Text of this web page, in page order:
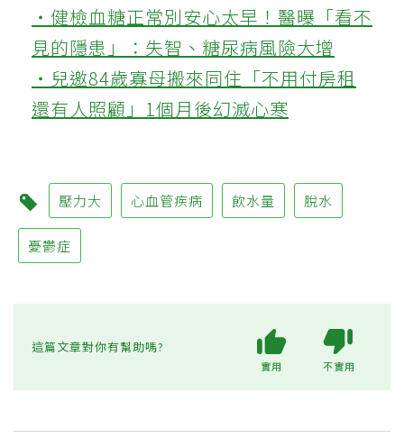
‧健檢血糖正常別安心太早！醫曝「看不
見的隱患」：失智、糖尿病風險大增
‧兒邀84歲寡母搬來同住「不用付房租
還有人照顧」1個月後幻滅心寒
壓力大 心血管疾病 飲水量 脫水
憂鬱症
這篇文章對你有幫助嗎?
實用 不實用